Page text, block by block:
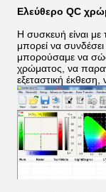
Ελεύθερο QC
Η συσκευή είναι
μπορεί να
μπορούσαμε να
χρώματος, να
εξεταστική